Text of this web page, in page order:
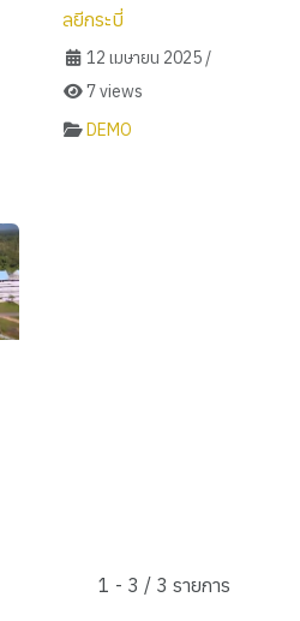
ลยีกระบี่
12 เมษายน 2025 /
7 views
DEMO
1 - 3 / 3 รายการ